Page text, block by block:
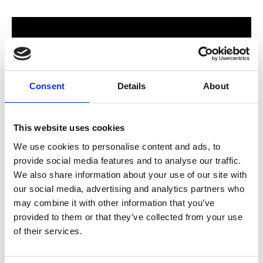
Consent Details About
This website uses cookies
We use cookies to personalise content and ads, to
provide social media features and to analyse our traffic.
We also share information about your use of our site with
our social media, advertising and analytics partners who
may combine it with other information that you’ve
provided to them or that they’ve collected from your use
of their services.
För hela familjen
2024 stod Varbergs nya butik och bygglagar klart. Förmodligen
ett av Sveriges mest välsorterade byggvaruhus som välkomnar
både dig som konsument och proffskund. Varbergs Trä har allt